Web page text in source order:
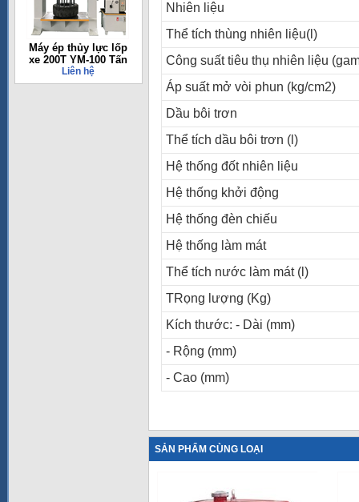
Máy ép thủy lực lốp
xe 200T YM-100 Tấn
Liên hệ
Nhiên liệu
Thể tích thùng nhiên liệu(l)
Công suất tiêu thụ nhiên liệu
Áp suất mở vòi phun (kg/cm2)
Dầu bôi trơn
Thể tích dầu bôi trơn (l)
Hệ thống đốt nhiên liệu
Hệ thống khởi động
Hệ thống đèn chiếu
Hệ thống làm mát
Thể tích nước làm mát (l)
TRọng lượng (Kg)
Kích thước: - Dài (mm)
- Rộng (mm)
- Cao (mm)
SẢN PHẨM CÙNG LOẠI